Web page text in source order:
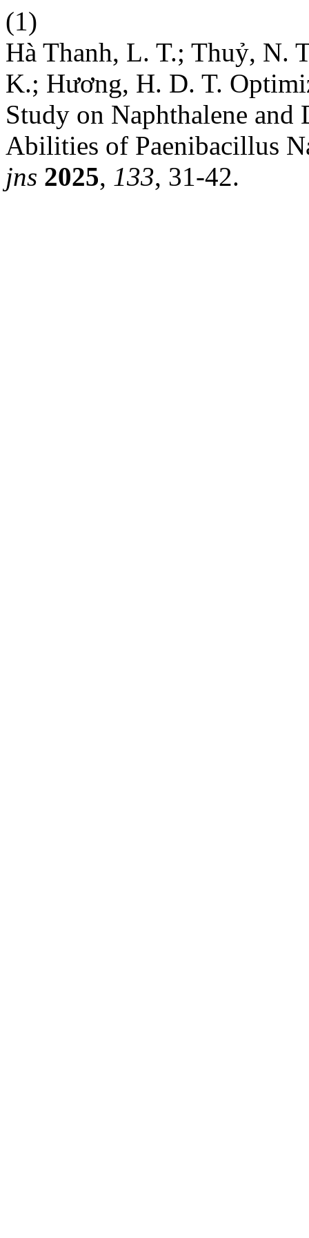
(1)
Hà Thanh, L. T.; Thuỷ, N.
K.; Hương, H. D. T.
Study on Naphthalene
Abilities of Paenibacillus
jns 2025, 133, 31-42.